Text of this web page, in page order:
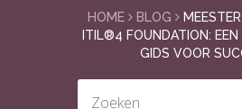
HOME BLOG
ITIL®4 FOUNDATION: EEN
GIDS VOOR